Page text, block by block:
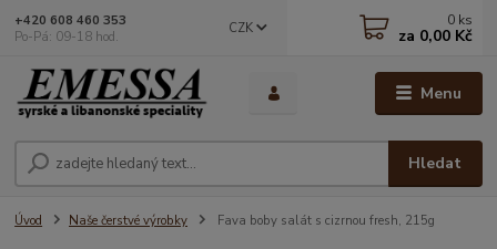
Menu
CZK
Hledat
+420 608 460 353
Po-Pá: 09-18 hod.
0 ks
za 0,00 Kč
Úvod Naše čerstvé výrobky Fava boby salát s cizrnou fresh, 215g